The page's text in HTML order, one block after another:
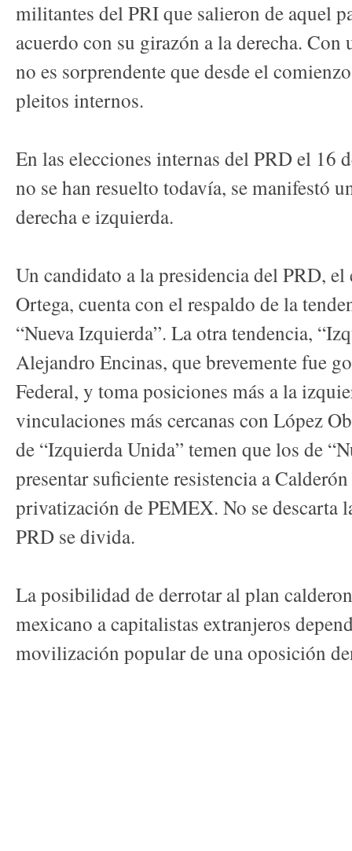
militantes del PRI que salieron de aquel
acuerdo con su girazón a la derecha.
no es sorprendente que desde el
pleitos internos.
En las elecciones internas del PRD el 16
no se han resuelto todavía, se manifestó
derecha e izquierda.
Un candidato a la presidencia del PRD, el
Ortega, cuenta con el respaldo de la
“Nueva Izquierda”. La otra tendencia,
Alejandro Encinas, que brevemente fue
Federal, y toma posiciones más a la
vinculaciones más cercanas con López
de “Izquierda Unida” temen que los de
presentar suficiente resistencia a
privatización de PEMEX. No se descarta
PRD se divida.
La posibilidad de derrotar al plan
mexicano a capitalistas extranjeros
movilización popular de una oposición